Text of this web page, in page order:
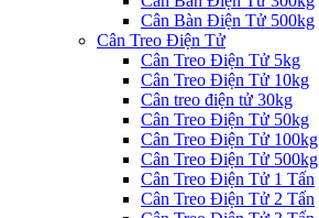
Cân Bàn Điện Tử 500kg
Cân Treo Điện Tử
Cân Treo Điện Tử 5kg
Cân Treo Điện Tử 10kg
Cân treo điện tử 30kg
Cân Treo Điện Tử 50kg
Cân Treo Điện Tử 100kg
Cân Treo Điện Tử 500kg
Cân Treo Điện Tử 1 Tấn
Cân Treo Điện Tử 2 Tấn